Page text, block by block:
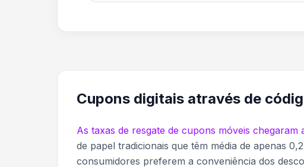
Cupons digitais através de
As taxas de resgate de cupons móveis chegaram
de papel tradicionais que têm média de apenas
consumidores preferem a conveniência dos